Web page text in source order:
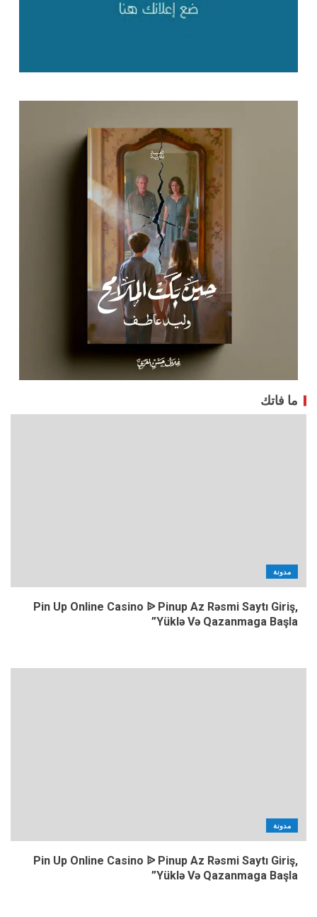
ما فاتك
مدونة
Pin Up Online Casino ᐉ Pinup Az Rəsmi Saytı Giriş,
Yüklə Və Qazanmaga Başla”
مدونة
Pin Up Online Casino ᐉ Pinup Az Rəsmi Saytı Giriş,
Yüklə Və Qazanmaga Başla”